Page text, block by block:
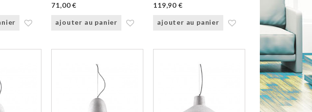
71,00 €
ajouter au panier
119,90 €
ajouter au panier